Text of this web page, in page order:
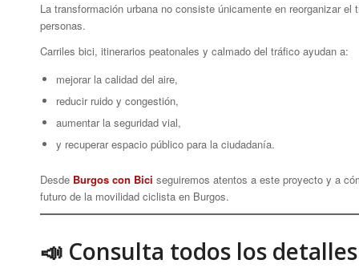
La transformación urbana no consiste únicamente en reorganizar
personas.
Carriles bici, itinerarios peatonales y calmado del tráfico ayudan a:
mejorar la calidad del aire,
reducir ruido y congestión,
aumentar la seguridad vial,
y recuperar espacio público para la ciudadanía.
Desde Burgos con Bici seguiremos atentos a este proyecto y a
futuro de la movilidad ciclista en Burgos.
📣 Consulta todos los detalles